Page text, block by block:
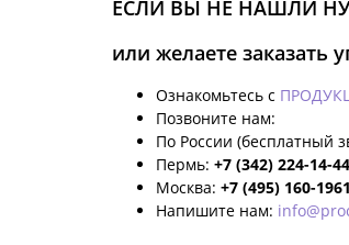
ЕСЛИ ВЫ НЕ НАШЛИ
или желаете заказать
Ознакомьтесь с
Позвоните нам:
По России (бесплатный
Пермь: +7 (342) 224-14-44
Москва: +7 (495) 160-1961
Напишите нам: